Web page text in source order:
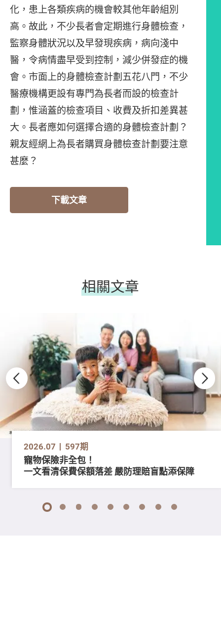
化，患上各類疾病的機會較其他年齡組別
高。故此，不少長者會定期進行身體檢查，
監察身體狀況以及早發現疾病，病向淺中
醫，令病情盡早受到控制，減少併發症的機
會。市面上的身體檢查計劃五花八門，不少
醫療機構更設有專門為長者而設的檢查計
劃，惟涵蓋的檢查項目、收費及折扣差異甚
大。長者應如何選擇合適的身體檢查計劃？
親友經網上為長者購買身體檢查計劃要注意
甚麼？
下載文章
相關文章
2026.07 597期
寵物保險非全包！
一文看清保費保額落差 嚴防理賠盲點添保障
1 2 3 4 5 6 7 8 9